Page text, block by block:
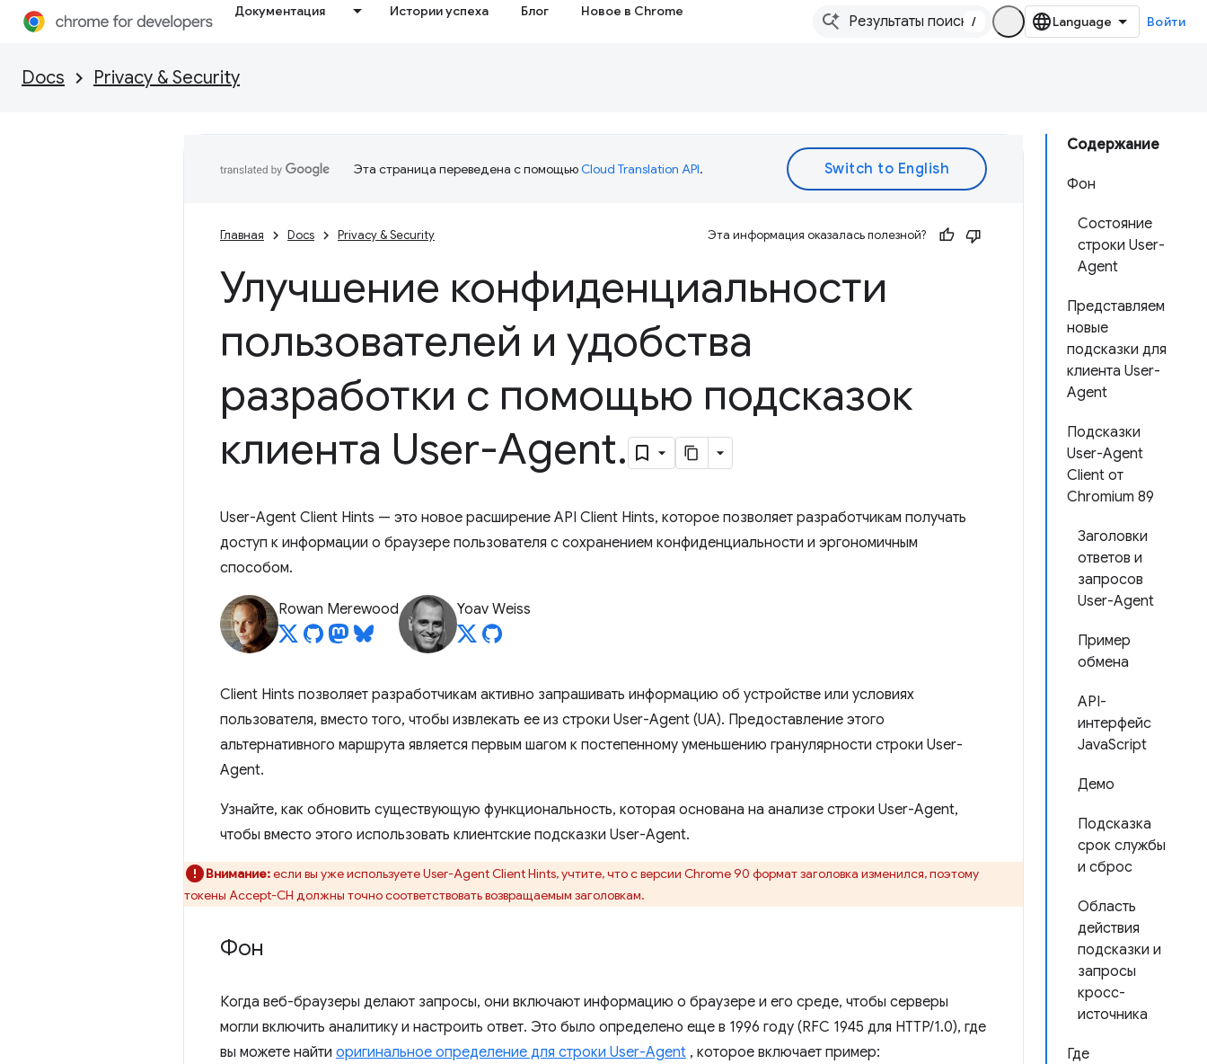
Документация Истории успеха Блог Новое в Chrome
/ Войти
Docs Privacy & Security
Содержание
Фон
Состояние
строки User-
Agent
Представляем
новые
подсказки для
клиента User-
Agent
Подсказки
User-Agent
Client от
Chromium 89
Заголовки
ответов и
запросов
User-Agent
Пример
обмена
API-
интерфейс
JavaScript
Демо
Подсказка
срок службы
и сброс
Область
действия
подсказки и
запросы
кросс-
источника
Где
Эта страница переведена с помощьюCloud Translation API.
Главная Docs Privacy & Security Эта информация оказалась полезной?
Улучшение конфиденциальности
пользователей и удобства
разработки с помощью подсказок
клиента User-Agent.
User-Agent Client Hints — это новое расширение API Client Hints, которое позволяет разработчикам получать
доступ к информации о браузере пользователя с сохранением конфиденциальности и эргономичным
способом.
Rowan Merewood Yoav Weiss
Client Hints позволяет разработчикам активно запрашивать информацию об устройстве или условиях
пользователя, вместо того, чтобы извлекать ее из строки User-Agent (UA). Предоставление этого
альтернативного маршрута является первым шагом к постепенному уменьшению гранулярности строки User-
Agent.
Узнайте, как обновить существующую функциональность, которая основана на анализе строки User-Agent,
чтобы вместо этого использовать клиентские подсказки User-Agent.
Внимание:если вы уже используете User-Agent Client Hints, учтите, что с версии Chrome 90 формат заголовка изменился, поэтому
токены Accept-CH должны точно соответствовать возвращаемым заголовкам.
Фон
Когда веб-браузеры делают запросы, они включают информацию о браузере и его среде, чтобы серверы
могли включить аналитику и настроить ответ. Это было определено еще в 1996 году (RFC 1945 для HTTP/1.0), где
вы можете найти оригинальное определение для строки User-Agent , которое включает пример: